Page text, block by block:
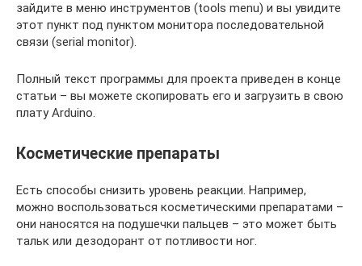
зайдите в меню инструментов (tools menu) и вы увидите
этот пункт под пунктом монитора последовательной
связи (serial monitor).
Полный текст программы для проекта приведен в конце
статьи – вы можете скопировать его и загрузить в свою
плату Arduino.
Косметические препараты
Есть способы снизить уровень реакции. Например,
можно воспользоваться косметическими препаратами –
они наносятся на подушечки пальцев – это может быть
тальк или дезодорант от потливости ног.